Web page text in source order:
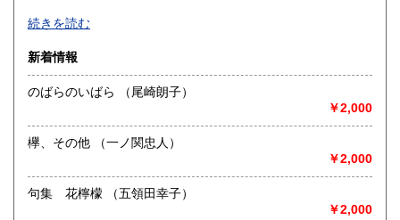
佐賀県
熊本県 185円 大分県 185円
185円
沖縄県 185円
最寄駅：長岡駅
営業時間：午前10時から午後5時
定休日：不定休
書籍の買取について
新潟県内にて出張積極的に買取を行っています。査定及び出
張料は無料です。20冊以上であればお伺いいたします。ご連
絡願います。
続きを読む
新着情報
のばらのいばら （尾崎朗子）
￥2,000
欅、その他 （一ノ関忠人）
￥2,000
句集 花檸檬 （五領田幸子）
￥2,000